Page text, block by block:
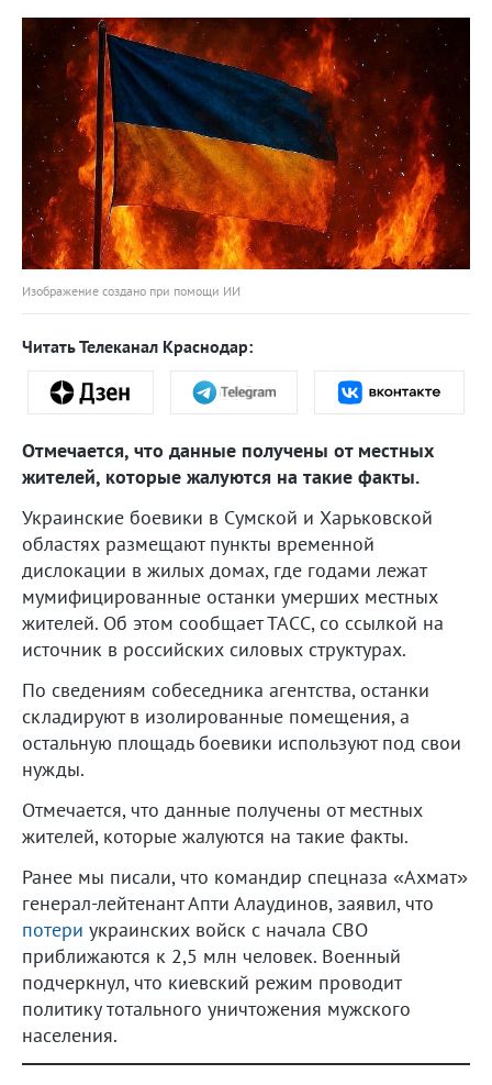
Изображение создано при помощи ИИ
Читать Телеканал Краснодар:
Отмечается, что данные получены от местных
жителей, которые жалуются на такие факты.
Украинские боевики в Сумской и Харьковской
областях размещают пункты временной
дислокации в жилых домах, где годами лежат
мумифицированные останки умерших местных
жителей. Об этом сообщает ТАСС, со ссылкой на
источник в российских силовых структурах.
По сведениям собеседника агентства, останки
складируют в изолированные помещения, а
остальную площадь боевики используют под свои
нужды.
Отмечается, что данные получены от местных
жителей, которые жалуются на такие факты.
Ранее мы писали, что командир спецназа «Ахмат»
генерал-лейтенант Апти Алаудинов, заявил, что
потери украинских войск с начала СВО
приближаются к 2,5 млн человек. Военный
подчеркнул, что киевский режим проводит
политику тотального уничтожения мужского
населения.